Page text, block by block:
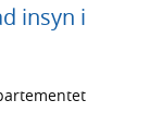
insyn i